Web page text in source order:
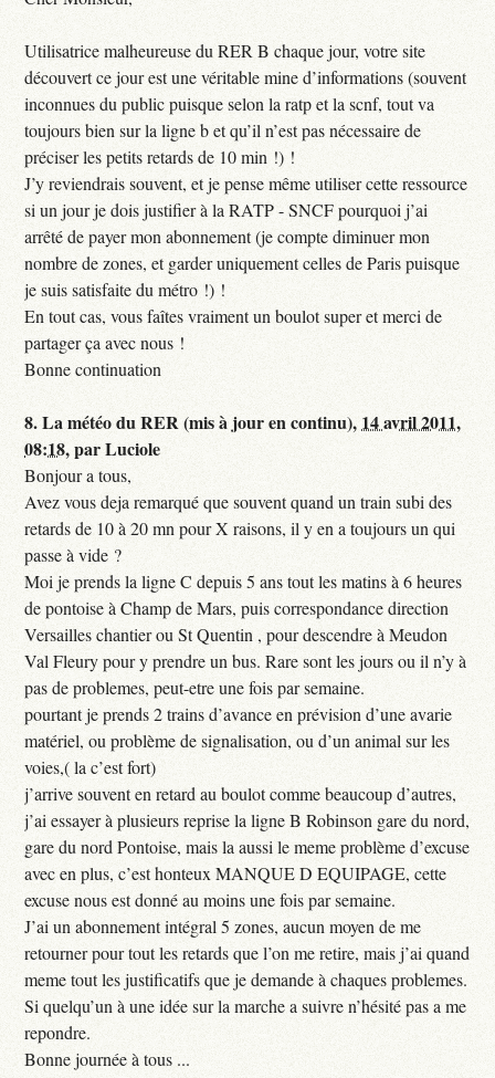
Utilisatrice malheureuse du RER B chaque jour, votre site
découvert ce jour est une véritable mine d’informations (souvent
inconnues du public puisque selon la ratp et la scnf, tout va
toujours bien sur la ligne b et qu’il n’est pas nécessaire de
préciser les petits retards de 10 min !) !
J’y reviendrais souvent, et je pense même utiliser cette ressource
si un jour je dois justifier à la RATP - SNCF pourquoi j’ai
arrêté de payer mon abonnement (je compte diminuer mon
nombre de zones, et garder uniquement celles de Paris puisque
je suis satisfaite du métro !) !
En tout cas, vous faîtes vraiment un boulot super et merci de
partager ça avec nous !
Bonne continuation
8.La météo du RER (mis à jour en continu), 14 avril 2011,
08:18,parLuciole
Bonjour a tous,
Avez vous deja remarqué que souvent quand un train subi des
retards de 10 à 20 mn pour X raisons, il y en a toujours un qui
passe à vide ?
Moi je prends la ligne C depuis 5 ans tout les matins à 6 heures
de pontoise à Champ de Mars, puis correspondance direction
Versailles chantier ou St Quentin , pour descendre à Meudon
Val Fleury pour y prendre un bus. Rare sont les jours ou il n’y à
pas de problemes, peut-etre une fois par semaine.
pourtant je prends 2 trains d’avance en prévision d’une avarie
matériel, ou problème de signalisation, ou d’un animal sur les
voies,( la c’est fort)
j’arrive souvent en retard au boulot comme beaucoup d’autres,
j’ai essayer à plusieurs reprise la ligne B Robinson gare du nord,
gare du nord Pontoise, mais la aussi le meme problème d’excuse
avec en plus, c’est honteux MANQUE D EQUIPAGE, cette
excuse nous est donné au moins une fois par semaine.
J’ai un abonnement intégral 5 zones, aucun moyen de me
retourner pour tout les retards que l’on me retire, mais j’ai quand
meme tout les justificatifs que je demande à chaques problemes.
Si quelqu’un à une idée sur la marche a suivre n’hésité pas a me
repondre.
Bonne journée à tous ...